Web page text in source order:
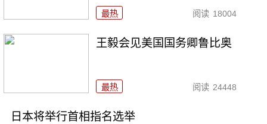
最热 阅读 18004
王毅会见美国国务卿鲁比奥
最热 阅读 24448
日本将举行首相指名选举